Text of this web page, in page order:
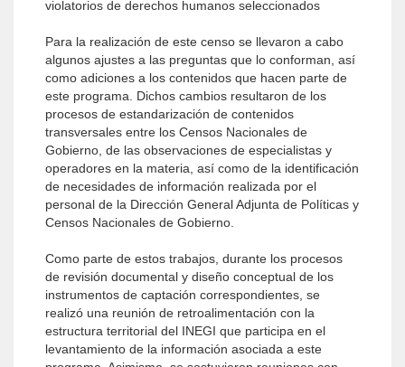
violatorios de derechos humanos seleccionados
Para la realización de este censo se llevaron a cabo
algunos ajustes a las preguntas que lo conforman, así
como adiciones a los contenidos que hacen parte de
este programa. Dichos cambios resultaron de los
procesos de estandarización de contenidos
transversales entre los Censos Nacionales de
Gobierno, de las observaciones de especialistas y
operadores en la materia, así como de la identificación
de necesidades de información realizada por el
personal de la Dirección General Adjunta de Políticas y
Censos Nacionales de Gobierno.
Como parte de estos trabajos, durante los procesos
de revisión documental y diseño conceptual de los
instrumentos de captación correspondientes, se
realizó una reunión de retroalimentación con la
estructura territorial del INEGI que participa en el
levantamiento de la información asociada a este